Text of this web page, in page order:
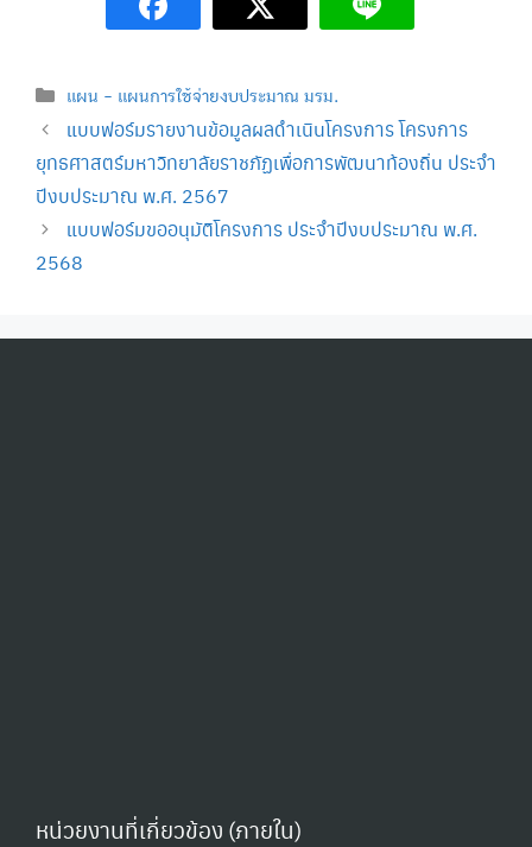
Categories
แผน - แผนการใช้จ่ายงบประมาณ มรม.
แบบฟอร์มรายงานข้อมูลผลดำเนินโครงการ โครงการ
ยุทธศาสตร์มหาวิทยาลัยราชภัฏเพื่อการพัฒนาท้องถิ่น ประจำ
ปีงบประมาณ พ.ศ. 2567
แบบฟอร์มขออนุมัติโครงการ ประจำปีงบประมาณ พ.ศ.
2568
หน่วยงานที่เกี่ยวข้อง (ภายใน)